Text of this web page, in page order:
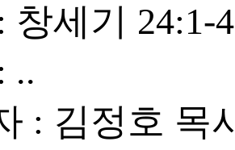
창세기 24:1-
..
: 김정호 목